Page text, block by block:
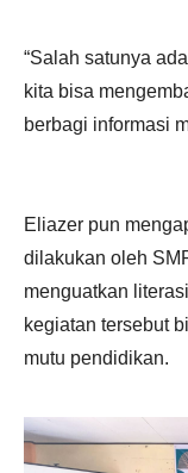
“Salah satunya
kita bisa
berbagi informasi
Eliazer pun
dilakukan oleh
menguatkan
kegiatan tersebut
mutu pendidikan.